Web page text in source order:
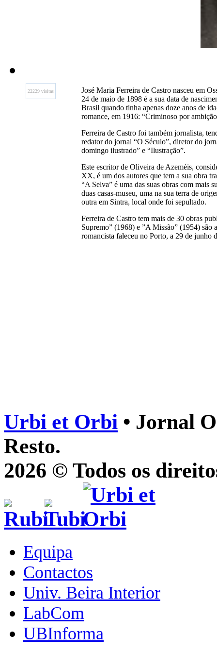
22229 visitas
José Maria Ferreira de Castro nasceu em
24 de maio de 1898 é a sua data de
Brasil quando tinha apenas doze anos de
romance, em 1916: “Criminoso por
Ferreira de Castro foi também jornalista,
redator do jornal “O Século”, diretor do
domingo ilustrado” e “Ilustração”.
Este escritor de Oliveira de Azeméis,
XX, é um dos autores que tem a sua obra
“A Selva” é uma das suas obras com mais
duas casas-museu, uma na sua terra de
outra em Sintra, local onde foi sepultado.
Ferreira de Castro tem mais de 30 obras
Supremo” (1968) e ”A Missão” (1954) são
romancista faleceu no Porto, a 29 de junho
Urbi et Orbi • Jornal
Resto.
2026 © Todos os
Equipa
Contactos
Univ. Beira Interior
LabCom
UBInforma